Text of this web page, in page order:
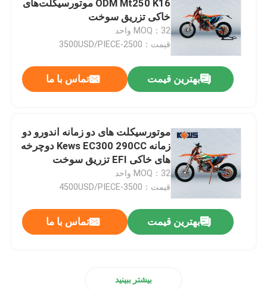
درباره ما
تور کارخانه
کنترل کیفیت
با ما تماس بگیرید
وبلاگ
موتور سیکلت اندرو 4 سکته مغزی
موتور سیکلت های رالی
ODM Mt250 K16 موتورسیکلت‌های
خاکی تزریق سوخت
MOQ：32 واحد
قیمت：2500-3500USD/PIECE
بهترین قیمت تماس با ما
موتورسیکلت های دو زمانه اندورو دو
زمانه Kews EC300 290CC دوچرخه
های خاکی EFI تزریق سوخت
MOQ：32 واحد
قیمت：3500-4500USD/PIECE
بهترین قیمت تماس با ما
بیشتر ببینید